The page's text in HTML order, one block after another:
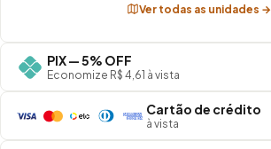
Ver todas as unidades →
PIX — 5% OFF
Economize R$ 4,61 à vista
Cartão de crédito
à vista